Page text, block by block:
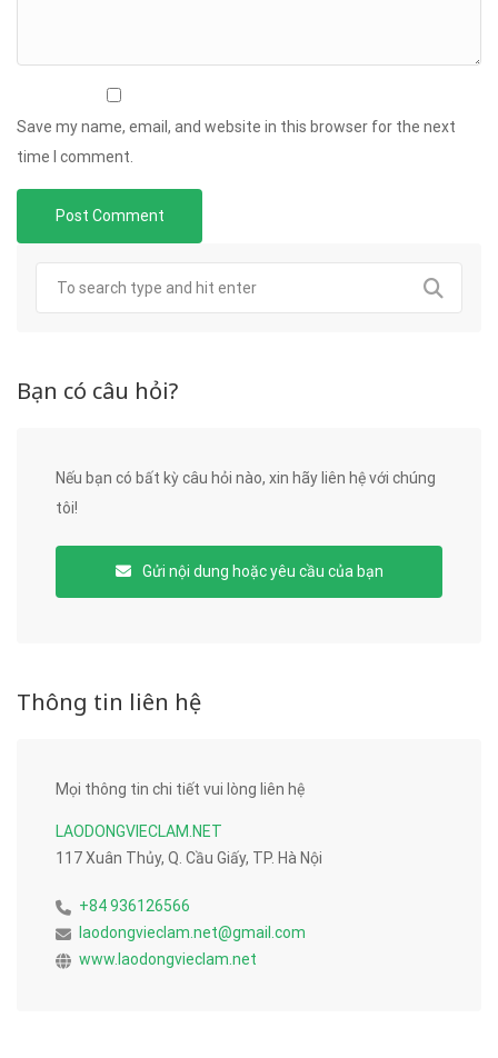
Save my name, email, and website in this browser for the next
time I comment.
Bạn có câu hỏi?
Nếu bạn có bất kỳ câu hỏi nào, xin hãy liên hệ với chúng
tôi!
Gửi nội dung hoặc yêu cầu của bạn
Thông tin liên hệ
Mọi thông tin chi tiết vui lòng liên hệ
LAODONGVIECLAM.NET
117 Xuân Thủy, Q. Cầu Giấy, TP. Hà Nội
+84 936126566
laodongvieclam.net@gmail.com
www.laodongvieclam.net